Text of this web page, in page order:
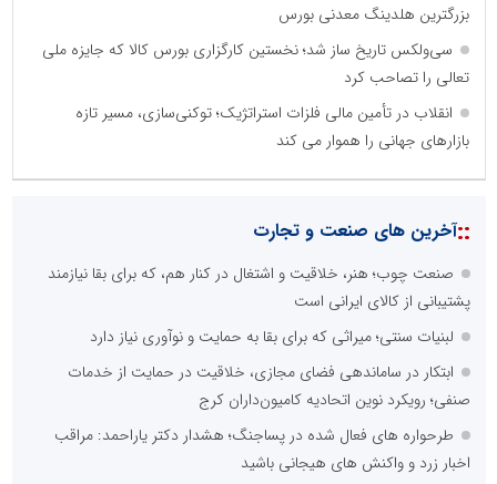
بزرگترین هلدینگ معدنی بورس
سی‌ولکس تاریخ ساز شد؛ نخستین کارگزاری بورس کالا که جایزه ملی
تعالی را تصاحب کرد
انقلاب در تأمین مالی فلزات استراتژیک؛ توکنی‌سازی، مسیر تازه
بازارهای جهانی را هموار می کند
::آخرین های صنعت و تجارت
صنعت چوب؛ هنر، خلاقیت و اشتغال در کنار هم، که برای بقا نیازمند
پشتیبانی از کالای ایرانی است
لبنیات سنتی؛ میراثی که برای بقا به حمایت و نوآوری نیاز دارد
ابتکار در ساماندهی فضای مجازی، خلاقیت در حمایت از خدمات
صنفی؛ رویکرد نوین اتحادیه کامیون‌داران کرج
طرحواره های فعال شده در پساجنگ؛ هشدار دکتر یاراحمد: مراقب
اخبار زرد و واکنش های هیجانی باشید